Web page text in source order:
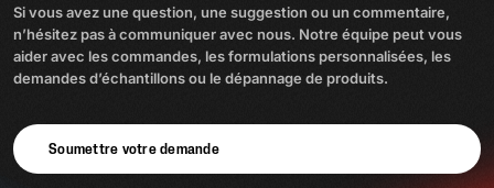
Si vous avez une question, une suggestion ou un commentaire,
n’hésitez pas à communiquer avec nous. Notre équipe peut vous
aider avec les commandes, les formulations personnalisées, les
demandes d’échantillons ou le dépannage de produits.
Soumettre votre demande